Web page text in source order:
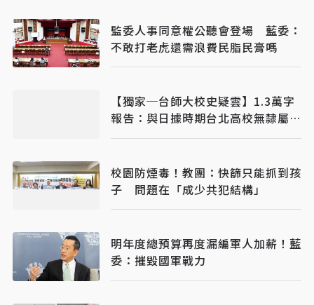
監委人事同意權公聽會登場 藍委：
不敢打老虎還需浪費民脂民膏嗎
【獨家─台師大校史疑雲】1.3萬字
報告：與日據時期台北高校無隸屬關
係
校園防煙毒！教團：快篩只能抓到孩
子 問題在「成少共犯結構」
明年度總預算再度漏編軍人加薪！藍
委：摧毀國軍戰力